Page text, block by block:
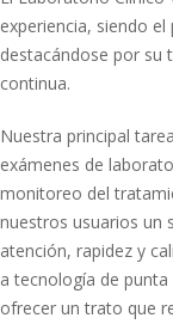
experiencia, siendo
destacándose por su
continua.
Nuestra principal
exámenes de
monitoreo del
nuestros usuarios un
atención, rapidez y
a tecnología de
ofrecer un trato que